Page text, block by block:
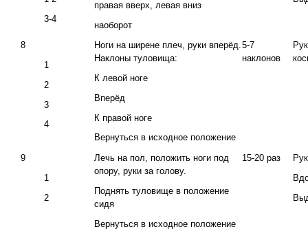
3-4
правая вверх, левая вниз
наоборот
8
1
2
3
4
Ноги на ширене плеч, руки вперёд.
Наклоны туловища:
К левой ноге
Вперёд
К правой ноге
Вернуться в исходное положение
5-7
наклонов
9
1
2
Лечь на пол, положить ноги под
опору, руки за голову.
Поднять туловище в положение
сидя
Вернуться в исходное положение
15-20 раз